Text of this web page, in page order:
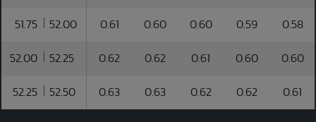
51.75 52.00 0.61 0.60 0.60 0.59 0.58
52.00 52.25 0.62 0.62 0.61 0.60 0.60
52.25 52.50 0.63 0.63 0.62 0.62 0.61